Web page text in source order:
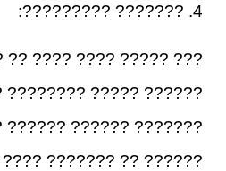
4. ??????? ?????????:
???? ?? ???????? ??
??????? ?????
?????? ????? ?? ??
???? ??? ???? ?????